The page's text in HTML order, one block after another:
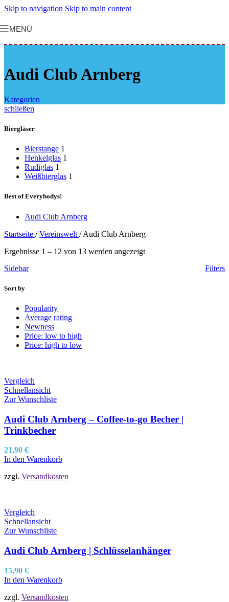
Skip to navigation Skip to main content
MENÜ
Audi Club Arnberg
Kategorien
schließen
Biergläser
Bierstange 1
Henkelglas 1
Rudiglas 1
Weißbierglas 1
Best of Everybodys!
Audi Club Arnberg
Startseite / Vereinswelt / Audi Club Arnberg
Ergebnisse 1 – 12 von 13 werden angezeigt
Sidebar
Filters
Sort by
Popularity
Average rating
Newness
Price: low to high
Price: high to low
Vergleich
Schnellansicht
Zur Wunschliste
Audi Club Arnberg – Coffee-to-go Becher |
Trinkbecher
21,90 €
In den Warenkorb
zzgl. Versandkosten
Vergleich
Schnellansicht
Zur Wunschliste
Audi Club Arnberg | Schlüsselanhänger
15,90 €
In den Warenkorb
zzgl. Versandkosten